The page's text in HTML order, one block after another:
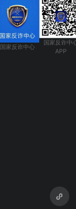
国家反诈中心
国家反诈中
APP